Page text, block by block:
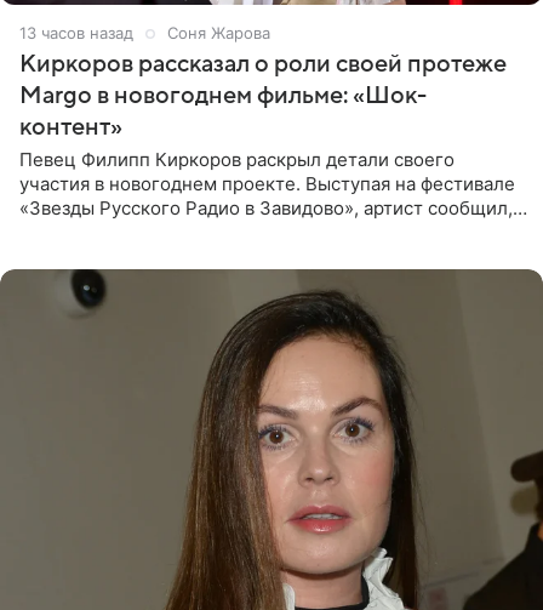
13 часов назад Соня Жарова
Киркоров рассказал о роли своей протеже
Margo в новогоднем фильме: «Шок-
контент»
Певец Филипп Киркоров раскрыл детали своего
участия в новогоднем проекте. Выступая на фестивале
«Звезды Русского Радио в Завидово», артист сообщил,